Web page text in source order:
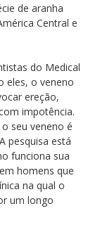
de aranha
Central e
do Medical
eles, o veneno
ereção,
impotência.
seu veneno é
pesquisa está
funciona sua
homens que
na qual o
um longo